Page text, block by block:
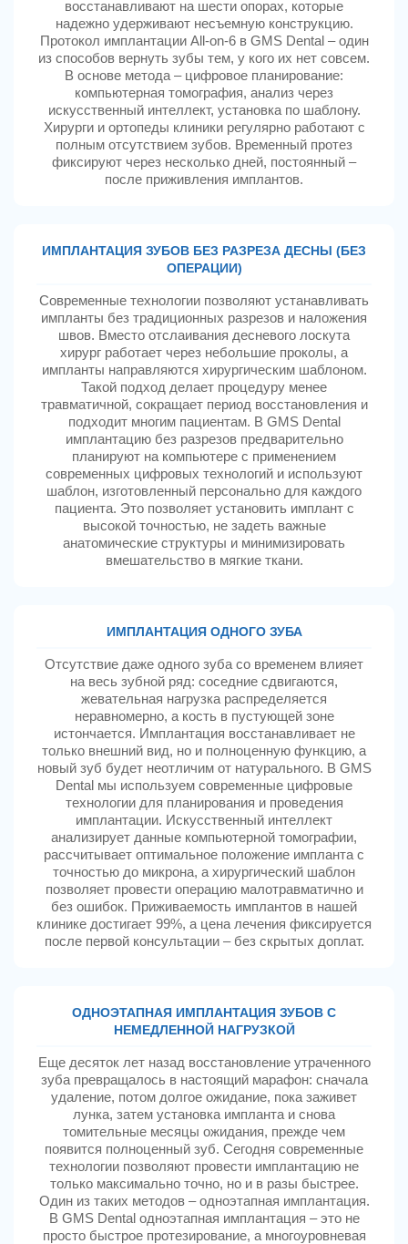
восстанавливают на шести опорах, которые
надежно удерживают несъемную конструкцию.
Протокол имплантации All-on-6 в GMS Dental – один
из способов вернуть зубы тем, у кого их нет совсем.
В основе метода – цифровое планирование:
компьютерная томография, анализ через
искусственный интеллект, установка по шаблону.
Хирурги и ортопеды клиники регулярно работают с
полным отсутствием зубов. Временный протез
фиксируют через несколько дней, постоянный –
после приживления имплантов.
ИМПЛАНТАЦИЯ ЗУБОВ БЕЗ РАЗРЕЗА ДЕСНЫ (БЕЗ
ОПЕРАЦИИ)
Современные технологии позволяют устанавливать
импланты без традиционных разрезов и наложения
швов. Вместо отслаивания десневого лоскута
хирург работает через небольшие проколы, а
импланты направляются хирургическим шаблоном.
Такой подход делает процедуру менее
травматичной, сокращает период восстановления и
подходит многим пациентам. В GMS Dental
имплантацию без разрезов предварительно
планируют на компьютере с применением
современных цифровых технологий и используют
шаблон, изготовленный персонально для каждого
пациента. Это позволяет установить имплант с
высокой точностью, не задеть важные
анатомические структуры и минимизировать
вмешательство в мягкие ткани.
ИМПЛАНТАЦИЯ ОДНОГО ЗУБА
Отсутствие даже одного зуба со временем влияет
на весь зубной ряд: соседние сдвигаются,
жевательная нагрузка распределяется
неравномерно, а кость в пустующей зоне
истончается. Имплантация восстанавливает не
только внешний вид, но и полноценную функцию, а
новый зуб будет неотличим от натурального. В GMS
Dental мы используем современные цифровые
технологии для планирования и проведения
имплантации. Искусственный интеллект
анализирует данные компьютерной томографии,
рассчитывает оптимальное положение импланта с
точностью до микрона, а хирургический шаблон
позволяет провести операцию малотравматично и
без ошибок. Приживаемость имплантов в нашей
клинике достигает 99%, а цена лечения фиксируется
после первой консультации – без скрытых доплат.
ОДНОЭТАПНАЯ ИМПЛАНТАЦИЯ ЗУБОВ С
НЕМЕДЛЕННОЙ НАГРУЗКОЙ
Еще десяток лет назад восстановление утраченного
зуба превращалось в настоящий марафон: сначала
удаление, потом долгое ожидание, пока заживет
лунка, затем установка импланта и снова
томительные месяцы ожидания, прежде чем
появится полноценный зуб. Сегодня современные
технологии позволяют провести имплантацию не
только максимально точно, но и в разы быстрее.
Один из таких методов – одноэтапная имплантация.
В GMS Dental одноэтапная имплантация – это не
просто быстрое протезирование, а многоуровневая